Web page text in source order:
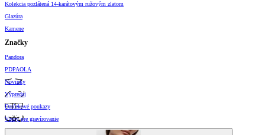
Kolekcia pozlátená 14-karátovým ružovým zlatom
Glazúra
Kamene
Značky
Pandora
PDPAOLA
Novinky
Výpredaj
Darčekové poukazy
Vzory pre gravírovanie